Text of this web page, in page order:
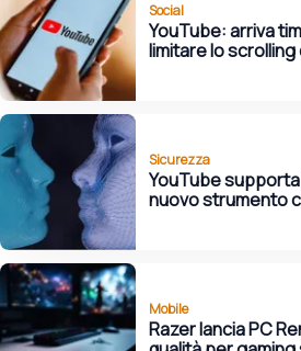
Social
YouTube: arriva
limitare lo
Sicurezza
YouTube
nuovo strumento
Mobile
Razer lancia PC